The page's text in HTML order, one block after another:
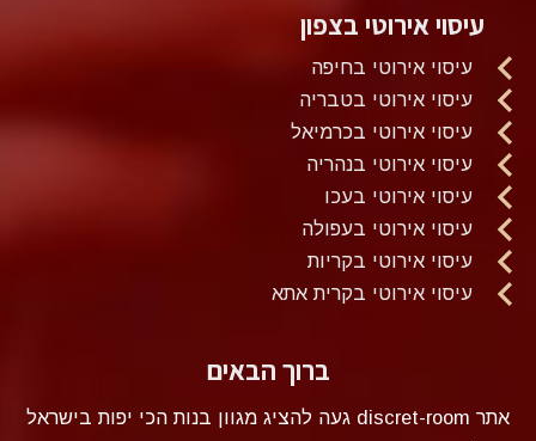
עיסוי אירוטי בצפון
עיסוי אירוטי בחיפה
עיסוי אירוטי בטבריה
עיסוי אירוטי בכרמיאל
עיסוי אירוטי בנהריה
עיסוי אירוטי בעכו
עיסוי אירוטי בעפולה
עיסוי אירוטי בקריות
עיסוי אירוטי בקרית אתא
ברוך הבאים
אתר discret-room געה להציג מגוון בנות הכי יפות בישראל